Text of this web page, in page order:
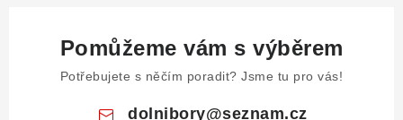
Pomůžeme vám s výběrem
Potřebujete s něčím poradit? Jsme tu pro vás!
dolnibory@seznam.cz